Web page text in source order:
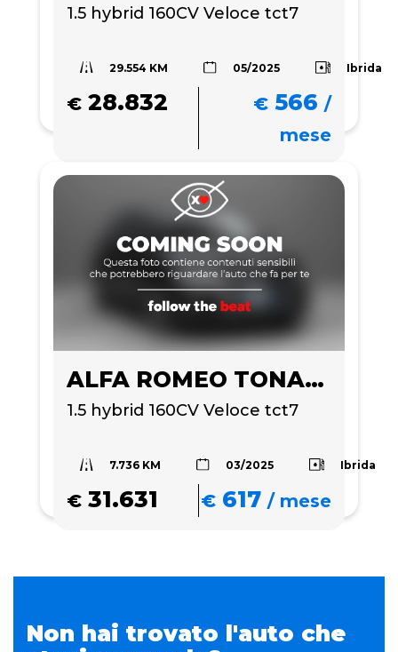
1.5 hybrid 160CV Veloce tct7
29.554 KM 05/2025 Ibrida
€ 28.832 € 566 /
mese
ALFA ROMEO TONALE
1.5 hybrid 160CV Veloce tct7
7.736 KM 03/2025 Ibrida
€ 31.631 € 617 /mese
Non hai trovato l'auto che